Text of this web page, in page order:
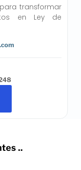
transformar
en Ley de
..